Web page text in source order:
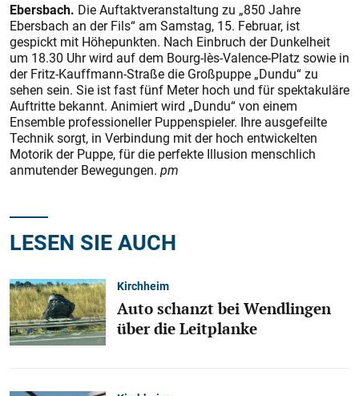
Ebersbach. Die Auftaktveranstaltung zu „850 Jahre
Ebersbach an der Fils“ am Samstag, 15. Februar, ist
gespickt mit Höhepunkten. Nach Einbruch der Dunkelheit
um 18.30 Uhr wird auf dem Bourg-lès-Valence-Platz sowie in
der Fritz-Kauffmann-Straße die Großpuppe „Dundu“ zu
sehen sein. Sie ist fast fünf Meter hoch und für spektakuläre
Auftritte bekannt. Animiert wird „Dundu“ von einem
Ensemble professioneller Puppenspieler. Ihre ausgefeilte
Technik sorgt, in Verbindung mit der hoch entwickelten
Motorik der Puppe, für die perfekte Illusion menschlich
anmutender Bewegungen. pm
LESEN SIE AUCH
Kirchheim
Auto schanzt bei Wendlingen
über die Leitplanke